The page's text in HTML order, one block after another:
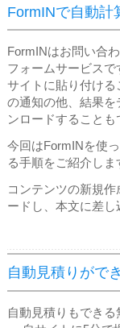
FormINで自動計
FormINはお問い合
フォームサービス
サイトに貼り付け
の通知の他、結果を
ンロードすることも
今回はFormINを使
る手順をご紹介しま
コンテンツの新規
ードし、本文に差し
自動見積りがで
自動見積りもできる